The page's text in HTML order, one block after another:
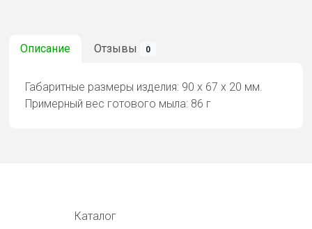
Описание Отзывы 0
Габаритные размеры изделия: 90 х 67 х 20 мм.
Примерный вес готового мыла: 86 г
Каталог